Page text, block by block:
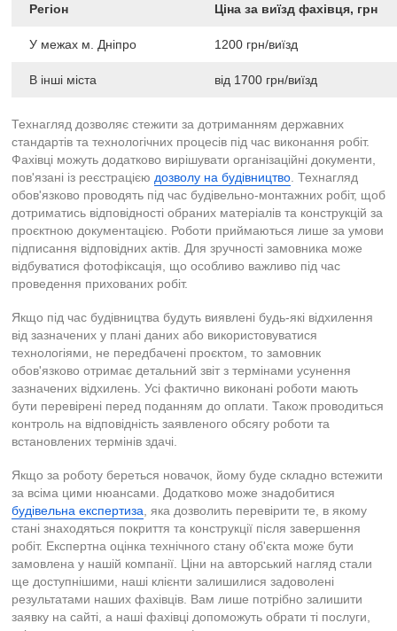
Регіон Ціна за виїзд фахівця, грн
У межах м. Дніпро 1200 грн/виїзд
В інші міста від 1700 грн/виїзд
Технагляд дозволяє стежити за дотриманням державних
стандартів та технологічних процесів під час виконання робіт.
Фахівці можуть додатково вирішувати організаційні документи,
пов'язані із реєстрацією дозволу на будівництво . Технагляд
обов'язково проводять під час будівельно-монтажних робіт, щоб
дотриматись відповідності обраних матеріалів та конструкцій за
проєктною документацією. Роботи приймаються лише за умови
підписання відповідних актів. Для зручності замовника може
відбуватися фотофіксація, що особливо важливо під час
проведення прихованих робіт.
Якщо під час будівництва будуть виявлені будь-які відхилення
від зазначених у плані даних або використовуватися
технологіями, не передбачені проєктом, то замовник
обов'язково отримає детальний звіт з термінами усунення
зазначених відхилень. Усі фактично виконані роботи мають
бути перевірені перед поданням до оплати. Також проводиться
контроль на відповідність заявленого обсягу роботи та
встановлених термінів здачі.
Якщо за роботу береться новачок, йому буде складно встежити
за всіма цими нюансами. Додатково може знадобитися
будівельна експертиза , яка дозволить перевірити те, в якому
стані знаходяться покриття та конструкції після завершення
робіт. Експертна оцінка технічного стану об'єкта може бути
замовлена ​​у нашій компанії. Ціни на авторський нагляд стали
ще доступнішими, наші клієнти залишилися задоволені
результатами наших фахівців. Вам лише потрібно залишити
заявку на сайті, а наші фахівці допоможуть обрати ті послуги,